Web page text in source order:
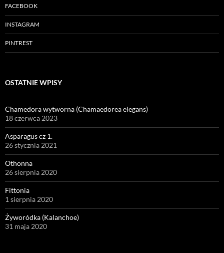
FACEBOOK
INSTAGRAM
PINTREST
OSTATNIE WPISY
Chamedora wytworna (Chamaedorea elegans)
18 czerwca 2023
Asparagus cz 1.
26 stycznia 2021
Othonna
26 sierpnia 2020
Fittonia
1 sierpnia 2020
Żyworódka (Kalanchoe)
31 maja 2020